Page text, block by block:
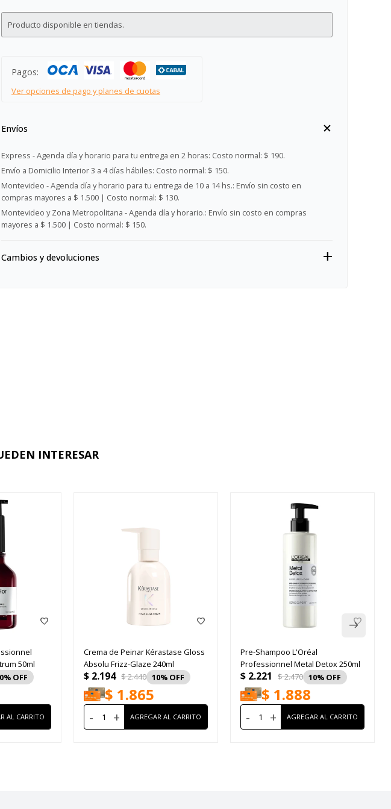
Producto disponible en tiendas.
Pagos:
Ver opciones de pago y planes de cuotas
Envíos
Express - Agenda día y horario para tu entrega en 2 horas: Costo normal: $ 190.
Envío a Domicilio Interior 3 a 4 días hábiles: Costo normal: $ 150.
Montevideo - Agenda día y horario para tu entrega de 10 a 14 hs.: Envío sin costo en
compras mayores a $ 1.500 | Costo normal: $ 130.
Montevideo y Zona Metropolitana - Agenda día y horario.: Envío sin costo en compras
mayores a $ 1.500 | Costo normal: $ 150.
Cambios y devoluciones
INTERESAR
50ml
Crema de Peinar Kérastase Gloss
Absolu Frizz-Glaze 240ml
$ 2.194 $2.440 10
$ 1.865
- +
Pre-Shampoo L'Oréal
Professionnel Metal Detox 250ml
$ 2.221 $2.470 10
$ 1.888
- +